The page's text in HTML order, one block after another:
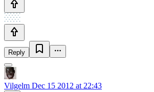
Reply
Vilgelm Dec 15 2012 at 22:43